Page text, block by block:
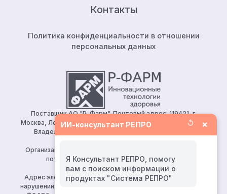
Контакты
Политика конфиденциальности в отношении
персональных данных
Поставщик АО "Р-Фарм". Почтовый адрес: 119421, г.
Москва, Ленинский проспект, д.111, корп.1, этаж 5, ком.128.
Владелец сайта: АО «Р-Фарм» 123154, Москва, ул.
Организация, уполномоченная принимать претензии от
потребителей: ООО «Р-Фарм Косметикс»
Тел:+7 (495) 165 10 75
Адрес электронной почты для направления заявления о
нарушении авторских и (или) смежных прав (ч. 2 ст. 10, 149-
ИИ-консультант РЕПРО ↺ ×
Я Консультант РЕПРО, помогу
вам с поиском информации о